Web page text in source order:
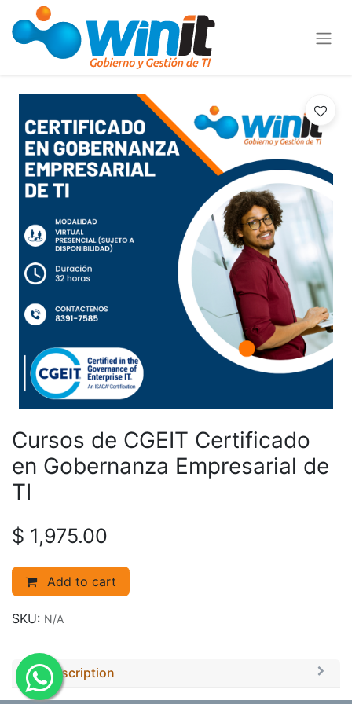
Cursos de CGEIT Certificado
en Gobernanza Empresarial de
TI
$ 1,975.00
Add to cart
SKU: N/A
Description